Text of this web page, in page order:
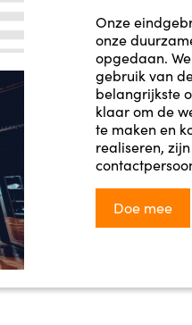
Onze
onze
opgedaan.
gebruik van
belangrijkste
klaar om de
te maken en
realiseren,
Doe mee